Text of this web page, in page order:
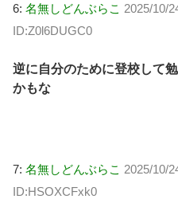
6: 名無しどんぶらこ 2025/10/
ID:Z0l6DUGC0
逆に自分のために登校して
かもな
7: 名無しどんぶらこ 2025/10/
ID:HSOXCFxk0